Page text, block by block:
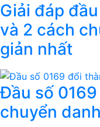
Giải đáp
và 2 cách
giản nhất
Đầu số
chuyển